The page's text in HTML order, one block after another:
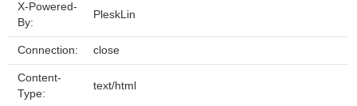
X-Powered-
By:
PleskLin
Connection: close
Content-
Type:
text/html